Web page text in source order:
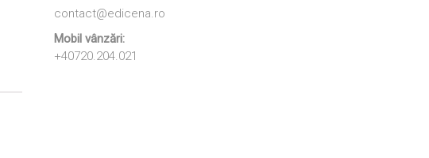
contact@edicena.ro
Mobil vânzări:
+40720.204.021